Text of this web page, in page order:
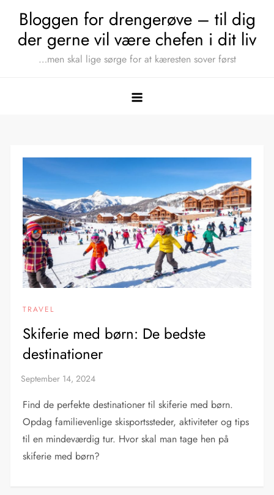
content
Bloggen for drengerøve – til dig
der gerne vil være chefen i dit liv
…men skal lige sørge for at kæresten sover først
TRAVEL
Skiferie med børn: De bedste
destinationer
Find de perfekte destinationer til skiferie med børn.
Opdag familievenlige skisportssteder, aktiviteter og tips
til en mindeværdig tur. Hvor skal man tage hen på
skiferie med børn?